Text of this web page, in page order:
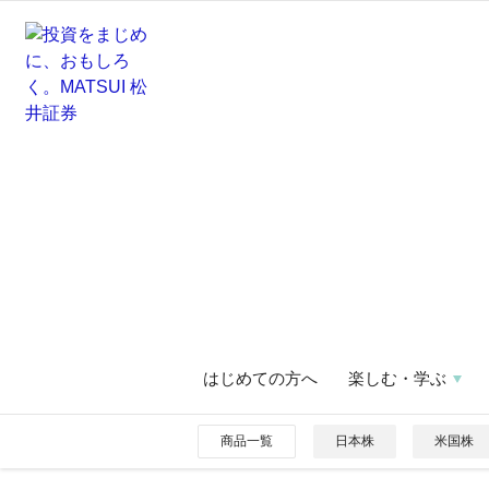
はじめての方へ 楽しむ・学ぶ
商品一覧 日本株 米国株